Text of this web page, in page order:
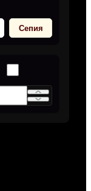
Сепия